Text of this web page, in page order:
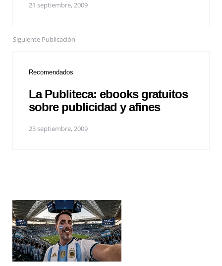
21 septiembre, 2009
Siguiente Publicación
Recomendados
La Publiteca: ebooks gratuitos
sobre publicidad y afines
23 septiembre, 2009